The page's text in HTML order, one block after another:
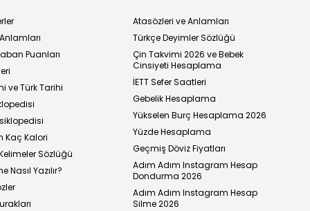
Puanları
ve Türk Tarihi
Kaç Kalori
Sözlüğü
Nasıl Yazılır?
Atasözleri ve Anlamları
Türkçe Deyimler Sözlüğü
Çin Takvimi 2026 ve Bebek
Cinsiyeti Hesaplama
İETT Sefer Saatleri
Gebelik Hesaplama
Yükselen Burç Hesaplama 2026
Yüzde Hesaplama
Geçmiş Döviz Fiyatları
Adım Adım Instagram Hesap
Dondurma 2026
Adım Adım Instagram Hesap
Silme 2026